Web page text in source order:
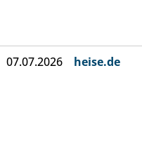
07.07.2026 heise.de